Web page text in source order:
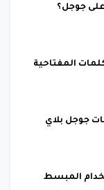
جوجل؟
المفتاحية
جوجل بلاي
المبسط